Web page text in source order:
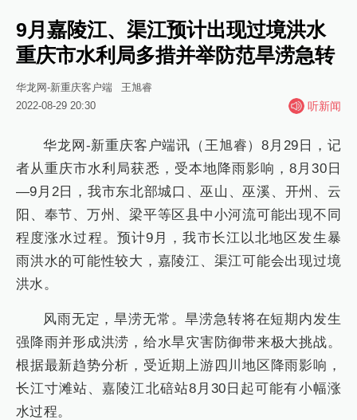
9月嘉陵江、渠江预计出现过境洪水
重庆市水利局多措并举防范旱涝急转
华龙网-新重庆客户端
王旭睿
2022-08-29 20:30
听新闻
华龙网-新重庆客户端讯（王旭睿）8月29日，记
者从重庆市水利局获悉，受本地降雨影响，8月30日
—9月2日，我市东北部城口、巫山、巫溪、开州、云
阳、奉节、万州、梁平等区县中小河流可能出现不同
程度涨水过程。预计9月，我市长江以北地区发生暴
雨洪水的可能性较大，嘉陵江、渠江可能会出现过境
洪水。
风雨无定，旱涝无常。旱涝急转将在短期内发生
强降雨并形成洪涝，给水旱灾害防御带来极大挑战。
根据最新趋势分析，受近期上游四川地区降雨影响，
长江寸滩站、嘉陵江北碚站8月30日起可能有小幅涨
水过程。